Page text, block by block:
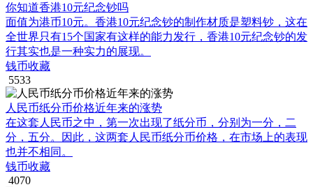
你知道香港10元纪念钞吗
面值为港币10元。香港10元纪念钞的制作材质是塑料钞，这在
全世界只有15个国家有这样的能力发行，香港10元纪念钞的发
行其实也是一种实力的展现。
钱币收藏
5533
人民币纸分币价格近年来的涨势
在这套人民币之中，第一次出现了纸分币，分别为一分，二
分，五分。因此，这两套人民币纸分币价格，在市场上的表现
也并不相同。
钱币收藏
4070